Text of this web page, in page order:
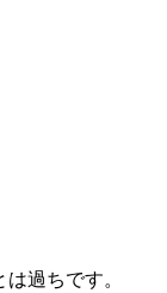
過ちです。